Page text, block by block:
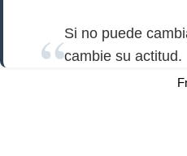
Si no puede
cambie su actitud.